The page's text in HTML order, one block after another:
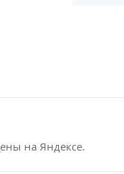
на Яндексе.